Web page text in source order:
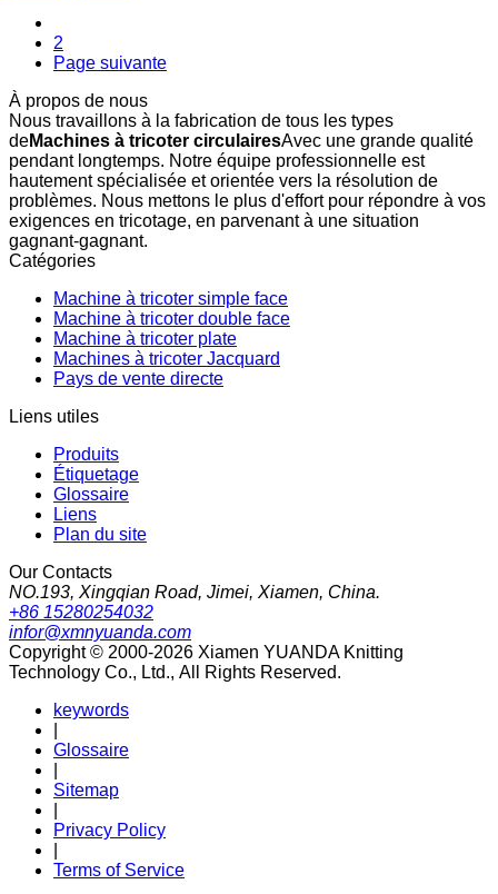
2
Page suivante
À propos de nous
Nous travaillons à la fabrication de tous les types
deMachines à tricoter circulairesAvec une grande qualité
pendant longtemps. Notre équipe professionnelle est
hautement spécialisée et orientée vers la résolution de
problèmes. Nous mettons le plus d'effort pour répondre à vos
exigences en tricotage, en parvenant à une situation
gagnant-gagnant.
Catégories
Machine à tricoter simple face
Machine à tricoter double face
Machine à tricoter plate
Machines à tricoter Jacquard
Pays de vente directe
Liens utiles
Produits
Étiquetage
Glossaire
Liens
Plan du site
Our Contacts
NO.193, Xingqian Road, Jimei, Xiamen, China.
+86 15280254032
infor@xmnyuanda.com
Copyright © 2000-2026 Xiamen YUANDA Knitting
Technology Co., Ltd., All Rights Reserved.
keywords
Glossaire
Sitemap
Privacy Policy
Terms of Service